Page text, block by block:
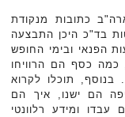
כתובות מנקודת
בד"כ היכן התבצעה
הפנאי ובימי החופש
כמה כסף הם הרוויחו
תוכלו לקרוא
הם ישנו, איך הם
ומידע רלוונטי